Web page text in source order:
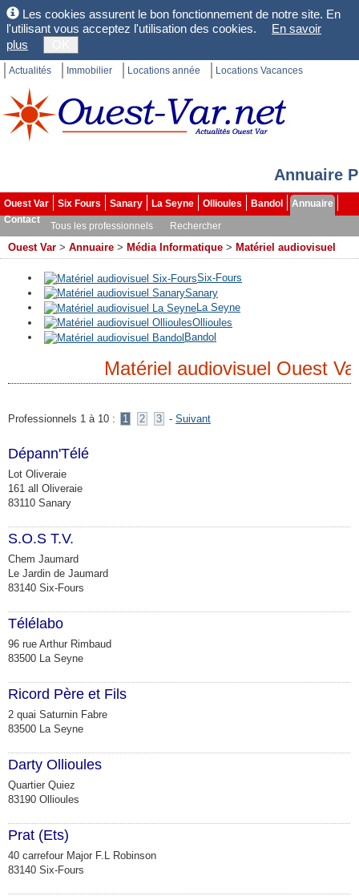
Les cookies assurent le bon fonctionnement de notre site. En
l'utilisant vous acceptez l'utilisation des cookies.
En savoir
plus
Actualités Immobilier Locations année Locations Vacances
Annuaire
Ouest Var Six Fours Sanary La Seyne Ollioules Bandol
Annuaire
Contact
Tous les professionnels Rechercher
Ouest Var > Annuaire > Média Informatique > Matériel audiovisuel
Six-Fours
Sanary
La Seyne
Ollioules
Bandol
Matériel audiovisuel Ouest
Professionnels 1 à 10 : 1 2 3 - Suivant
Dépann'Télé
Lot Oliveraie
161 all Oliveraie
83110 Sanary
S.O.S T.V.
Chem Jaumard
Le Jardin de Jaumard
83140 Six-Fours
Télélabo
96 rue Arthur Rimbaud
83500 La Seyne
Ricord Père et Fils
2 quai Saturnin Fabre
83500 La Seyne
Darty Ollioules
Quartier Quiez
83190 Ollioules
Prat (Ets)
40 carrefour Major F.L Robinson
83140 Six-Fours